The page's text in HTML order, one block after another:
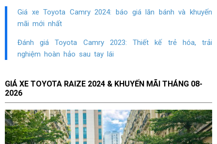
Giá xe Toyota Camry 2024: báo giá lăn bánh và khuyến
mãi mới nhất
Đánh giá Toyota Camry 2023: Thiết kế trẻ hóa, trải
nghiệm hoàn hảo sau tay lái
GIÁ XE TOYOTA RAIZE 2024 & KHUYẾN MÃI THÁNG 08-
2026